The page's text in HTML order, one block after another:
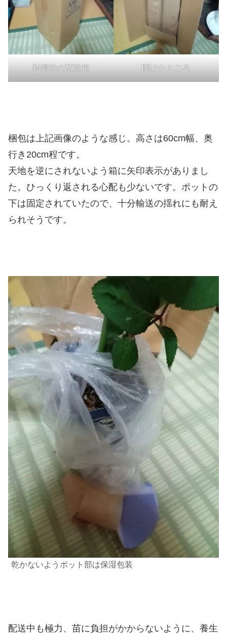
到着時の配送箱 開けたところ
梱包は上記画像のような感じ。高さは60cm幅、奥
行き20cm程です。
天地を逆にされないよう箱に矢印表示がありまし
た。ひっくり返される心配も少ないです。ポットの
下は固定されていたので、十分輸送の揺れにも耐え
られそうです。
乾かないようポット 部は保湿包装
配送中も極力、苗に負担がかからないように、養生